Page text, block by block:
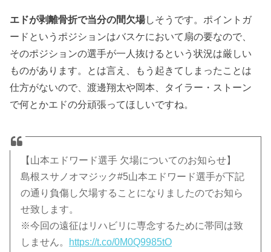
エドが剥離骨折で当分の間欠場しそうです。ポイントガ
ードというポジションはバスケにおいて扇の要なので、
そのポジションの選手が一人抜けるという状況は厳しい
ものがあります。とは言え、もう起きてしまったことは
仕方がないので、渡邊翔太や岡本、タイラー・ストーン
で何とかエドの分頑張ってほしいですね。
【山本エドワード選手 欠場についてのお知らせ】
島根スサノオマジック#5山本エドワード選手が下記
の通り負傷し欠場することになりましたのでお知ら
せ致します。
※今回の遠征はリハビリに専念するために帯同は致
しません。
https://t.co/0M0Q9985tO